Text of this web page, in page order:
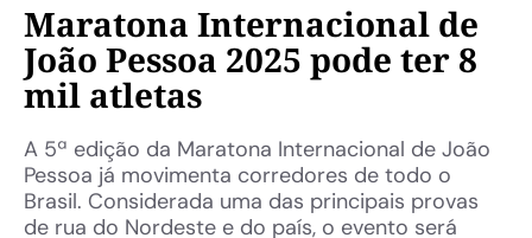
Maratona Internacional de
João Pessoa 2025 pode ter 8
mil atletas
A 5ª edição da Maratona Internacional de João
Pessoa já movimenta corredores de todo o
Brasil. Considerada uma das principais provas
de rua do Nordeste e do país, o evento será